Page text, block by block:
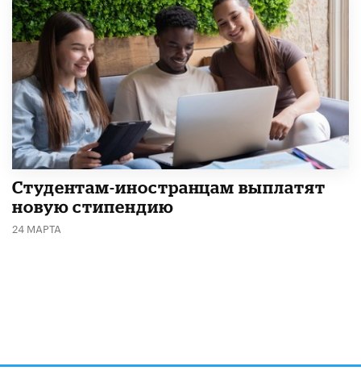
Студентам-иностранцам выплатят
новую стипендию
24 МАРТА